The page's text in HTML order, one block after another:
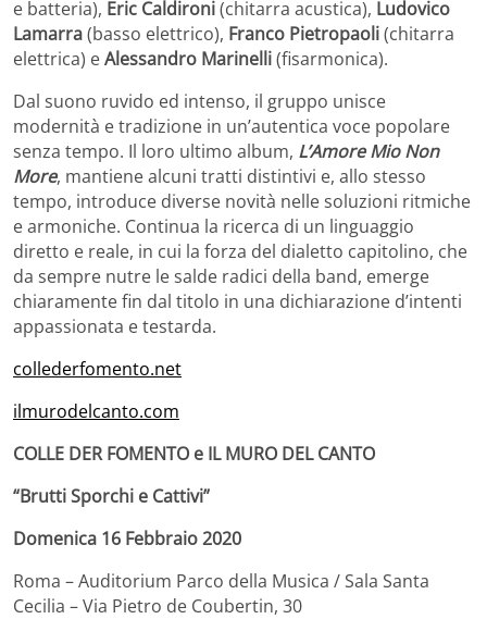
e batteria), Eric Caldironi(chitarra acustica), Ludovico
Lamarra(basso elettrico), Franco Pietropaoli(chitarra
elettrica) eAlessandro Marinelli(fisarmonica).
Dal suono ruvido ed intenso, il gruppo unisce
modernità e tradizione in un’autentica voce popolare
senza tempo. Il loro ultimo album, L’Amore Mio Non
More, mantiene alcuni tratti distintivi e, allo stesso
tempo, introduce diverse novità nelle soluzioni ritmiche
e armoniche. Continua la ricerca di un linguaggio
diretto e reale, in cui la forza del dialetto capitolino, che
da sempre nutre le salde radici della band, emerge
chiaramente fin dal titolo in una dichiarazione d’intenti
appassionata e testarda.
collederfomento.net
ilmurodelcanto.com
COLLE DER FOMENTO e IL MURO DEL CANTO
“Brutti Sporchi e Cattivi”
Domenica 16 Febbraio 2020
Roma – Auditorium Parco della Musica / Sala Santa
Cecilia – Via Pietro de Coubertin, 30